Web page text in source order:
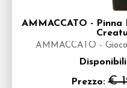
AMMACCATO -
AMMACCATO -
Prezzo:€